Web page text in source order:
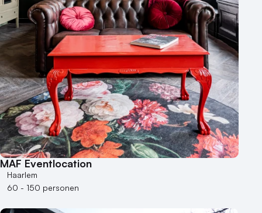
MAF Eventlocation
Haarlem
60 - 150 personen